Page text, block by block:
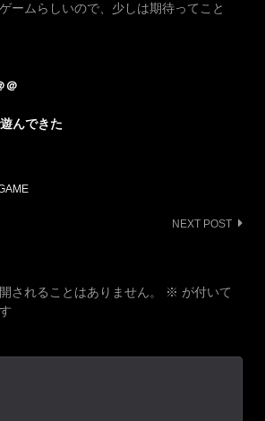
ームらしいので、少しは期待ってこと
＠
んできた
NEXT POST
されることはありません。 ※ が付いて